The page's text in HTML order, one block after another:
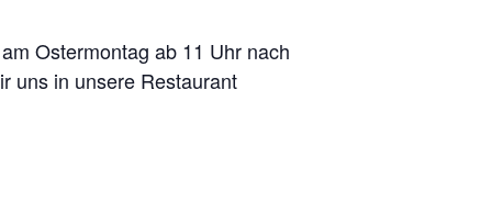
Ostermontag ab 11 Uhr nach
uns in unsere Restaurant